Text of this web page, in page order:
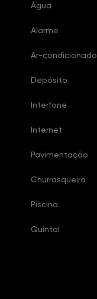
Água
Alarme
Ar-condicionado
Depósito
Interfone
Internet
Pavimentação
Churrasqueira
Piscina
Quintal